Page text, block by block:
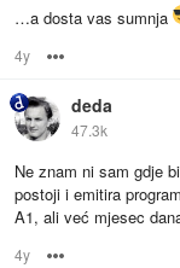
…a dosta vas sumnja
4y
deda
47.3k
Ne znam ni sam gdje
postoji i emitira
A1, ali već mjesec
4y